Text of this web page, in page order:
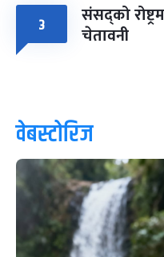
३ संसद्को
चेतावनी
वेबस्टोरिज